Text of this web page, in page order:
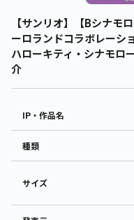
【サンリオ】【Bシナモ
ーロランドコラボレーシ
ハローキティ・シナモロ
介
IP・作品名
種類
サイズ